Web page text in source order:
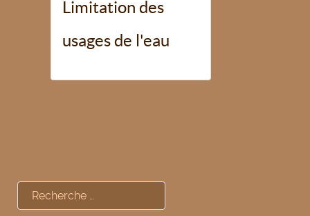
Limitation des
usages de l'eau
Rechercher